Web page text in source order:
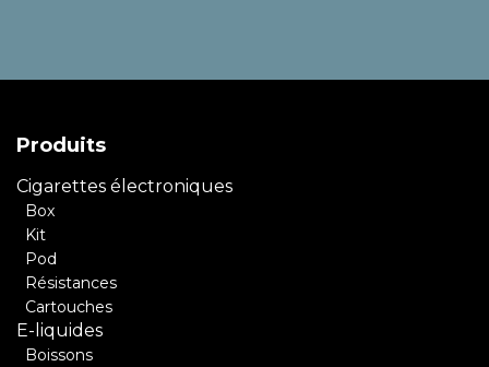
Produits
Cigarettes électroniques
Box
Kit
Pod
Résistances
Cartouches
E-liquides
Boissons